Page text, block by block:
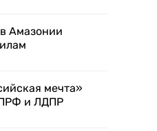
Амазонии
мечта»
и ЛДПР